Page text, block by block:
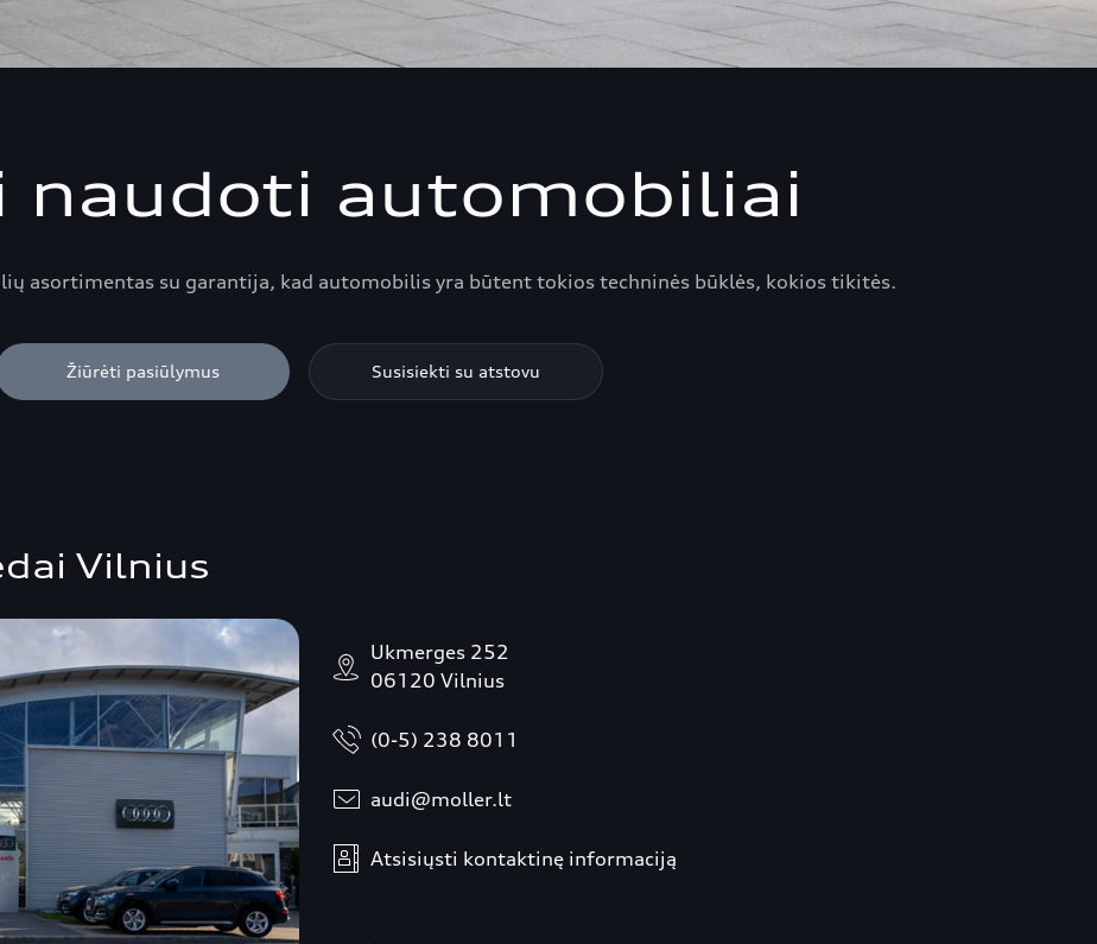
naudoti automobiliai
asortimentas su garantija, kad automobilis yra būtent tokios techninės būklės, kokios tikitės.
Žiūrėti pasiūlymus Susisiekti su atstovu
Vilnius
Ukmerges 252
06120 Vilnius
(0-5) 238 8011
audi@moller.lt
Atsisiųsti kontaktinę informaciją